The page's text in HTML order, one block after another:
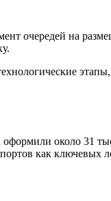
очередей на
около 31
как ключевых